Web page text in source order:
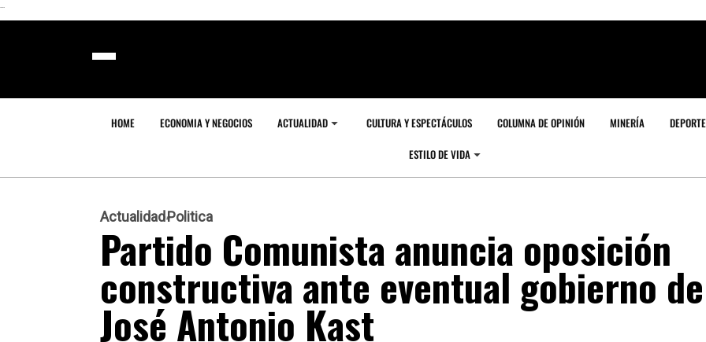
```
HOME ECONOMIA Y NEGOCIOS ACTUALIDAD CULTURA Y ESPECTÁCULOS COLUMNA DE OPINIÓN MINERÍA DEPORTE
ESTILO DE VIDA
ActualidadPolitica
Partido Comunista anuncia oposición
constructiva ante eventual gobierno de
José Antonio Kast